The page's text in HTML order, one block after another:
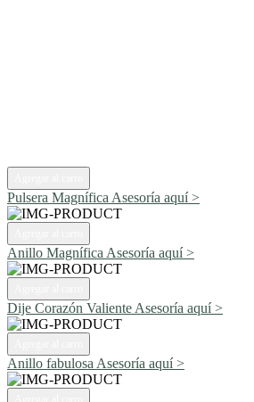
Pulsera Magnífica Asesoría aquí >
Anillo Magnífica Asesoría aquí >
Dije Corazón Valiente Asesoría aquí >
Anillo fabulosa Asesoría aquí >